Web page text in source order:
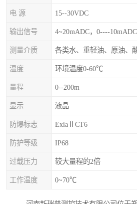
电 源 15--30VDC
输出信号 4~20mADC，0----
测量介质 各类水、重轻油、原油、
温度 环境温度0-60℃
量程 0--200m
显示 液晶
防爆标志 ExiaⅡCT6
防护等级 IP68
过载压力 较大量程的2倍
工作温度 0~70℃